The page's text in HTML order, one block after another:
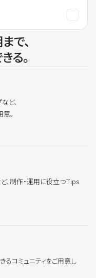
で、
る。
ど、
。
、制作・運用に役立つTips
コミュニティをご用意し